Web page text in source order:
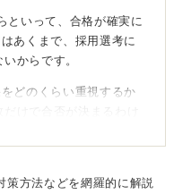
といって、合格が確実に
あくまで、採用選考に
からです。
どのくらい重視するか
けで合否が決まるわけ
策方法などを網羅的に解説